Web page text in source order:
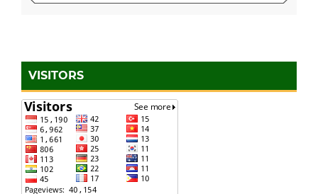
VISITORS